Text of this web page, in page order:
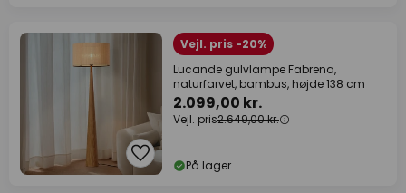
Vejl. pris -20%
Lucande gulvlampe Fabrena,
naturfarvet, bambus, højde 138 cm
2.099,00 kr.
Vejl. pris2.649,00 kr.
På lager